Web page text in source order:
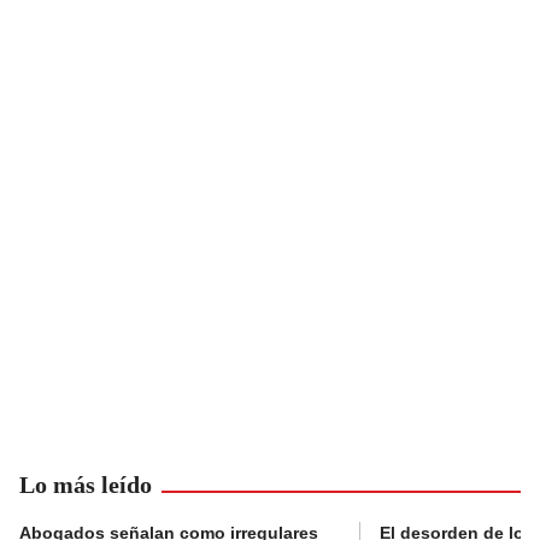
Lo más leído
Abogados señalan como irregulares El desorden de